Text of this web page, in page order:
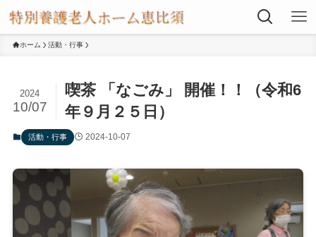
ホーム 活動・行事
喫茶 「なごみ」 開催！！（令和6
年９月２５日）
2024
10/07
活動・行事 2024-10-07